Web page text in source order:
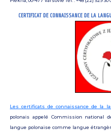
CERTIFICAT DE CONNAISSANCE DE LA
Les certificats de connaissance de la
polonais appelé Commission national
langue polonaise comme langue